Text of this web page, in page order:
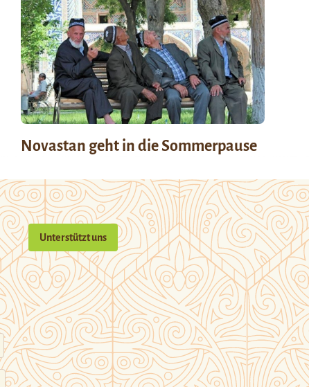
Novastan geht in die Sommerpause
Unterstützt uns